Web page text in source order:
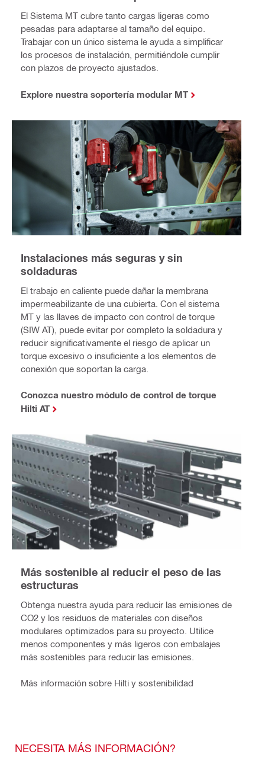
El Sistema MT cubre tanto cargas ligeras como
pesadas para adaptarse al tamaño del equipo.
Trabajar con un único sistema le ayuda a simplificar
los procesos de instalación, permitiéndole cumplir
con plazos de proyecto ajustados.
Explore nuestra soportería modular MT
Instalaciones más seguras y sin
soldaduras
El trabajo en caliente puede dañar la membrana
impermeabilizante de una cubierta. Con el sistema
MT y las llaves de impacto con control de torque
(SIW AT), puede evitar por completo la soldadura y
reducir significativamente el riesgo de aplicar un
torque excesivo o insuficiente a los elementos de
conexión que soportan la carga.
Conozca nuestro módulo de control de torque
Hilti AT
Más sostenible al reducir el peso de las
estructuras
Obtenga nuestra ayuda para reducir las emisiones de
CO2 y los residuos de materiales con diseños
modulares optimizados para su proyecto. Utilice
menos componentes y más ligeros con embalajes
más sostenibles para reducir las emisiones.
Más información sobre Hilti y sostenibilidad
NECESITA MÁS INFORMACIÓN?